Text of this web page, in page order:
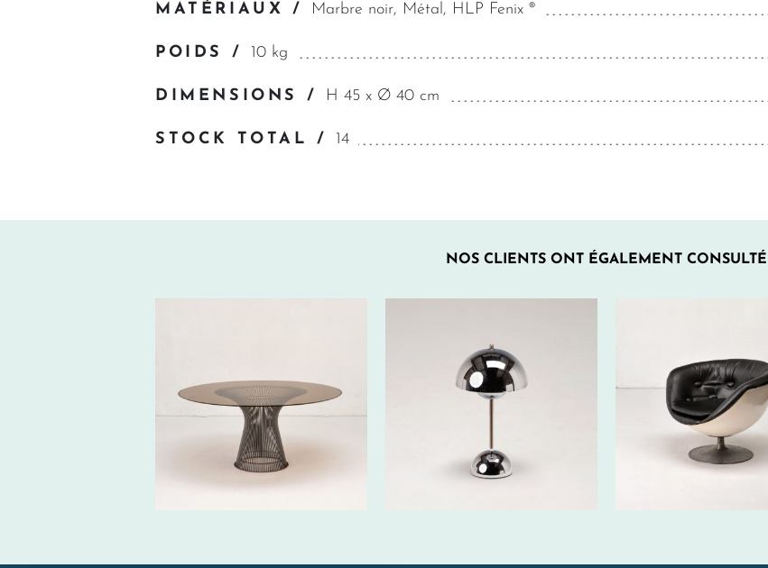
MATÉRIAUX / Marbre noir, Métal, HLP Fenix ®
POIDS / 10 kg
DIMENSIONS / H 45 x Ø 40 cm
STOCK TOTAL / 14
NOS CLIENTS ONT ÉGALEMENT CONSULTÉ
350€ HT/SEM.
290€
HT/SEM.